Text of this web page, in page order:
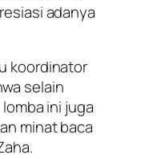
adanya
koordinator
selain
ini juga
minat baca